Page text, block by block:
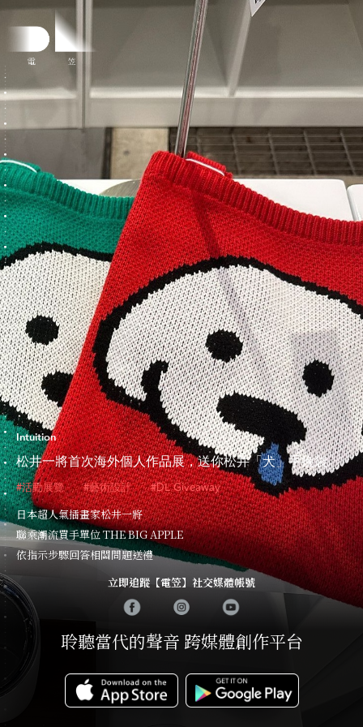
Intuition
松井一將首次海外個人作品展，送你松井「犬」手挽袋
#活動展覽 #藝術設計 #DL Giveaway
日本超人氣插畫家松井一將
聯乘潮流買手單位 THE BIG APPLE
依指示步驟回答相關問題送禮
立即追蹤【電笠】社交媒體帳號
聆聽當代的聲音 跨媒體創作平台